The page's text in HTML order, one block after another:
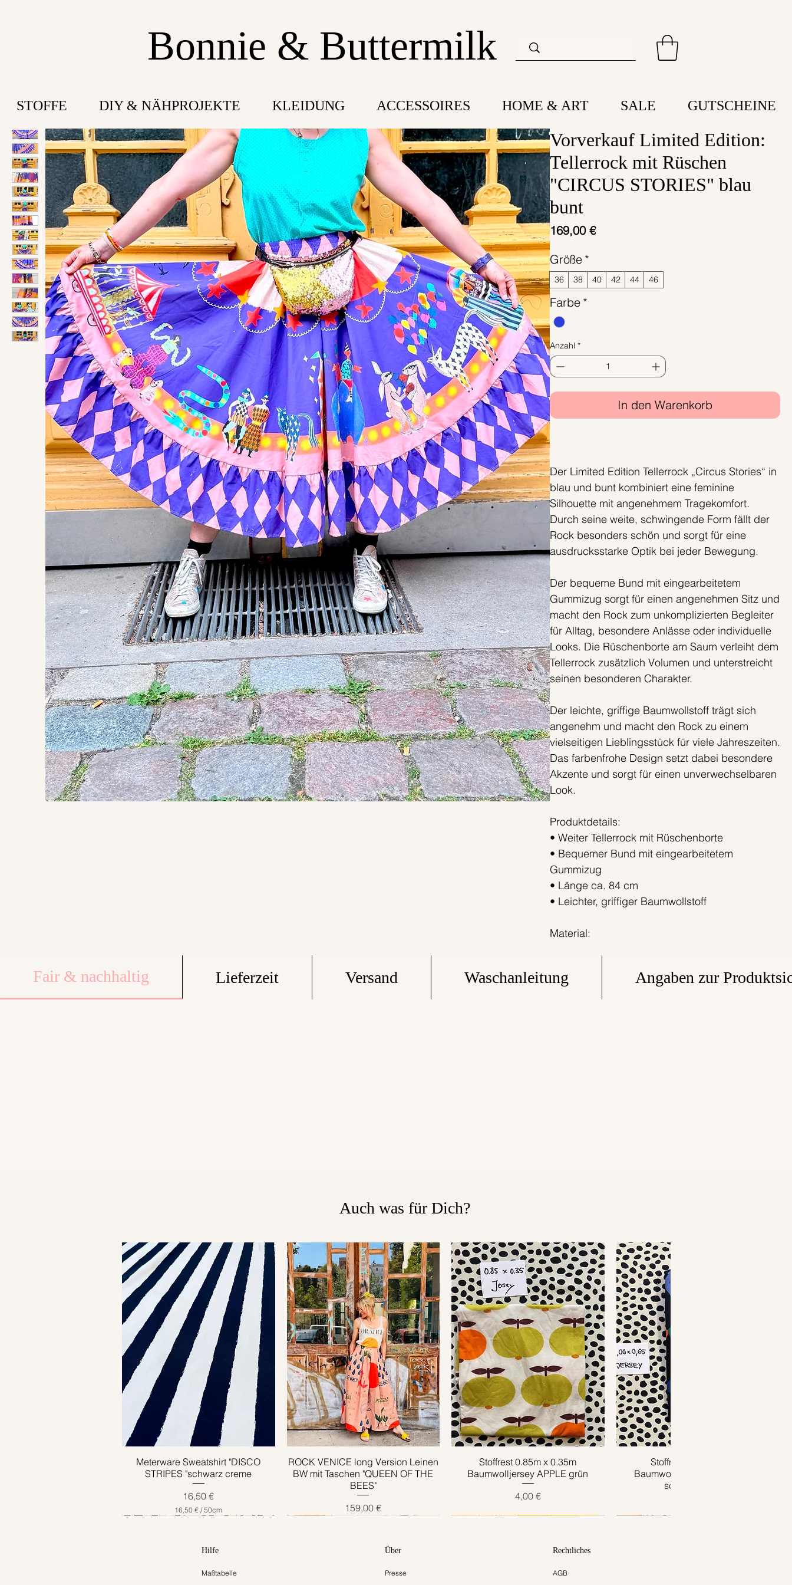
Bonnie & Buttermilk
STOFFE DIY & NÄHPROJEKTE KLEIDUNG ACCESSOIRES HOME & ART SALE GUTSCHEINE
Vorverkauf Limited Edition:
Tellerrock mit Rüschen
"CIRCUS STORIES" blau
bunt
169,00 €Preis
Größe *
36 38 40 42 44 46
Farbe *
Anzahl *
In den Warenkorb
Der Limited Edition Tellerrock „Circus Stories“ in
blau und bunt kombiniert eine feminine
Silhouette mit angenehmem Tragekomfort.
Durch seine weite, schwingende Form fällt der
Rock besonders schön und sorgt für eine
ausdrucksstarke Optik bei jeder Bewegung.
Der bequeme Bund mit eingearbeitetem
Gummizug sorgt für einen angenehmen Sitz und
macht den Rock zum unkomplizierten Begleiter
für Alltag, besondere Anlässe oder individuelle
Looks. Die Rüschenborte am Saum verleiht dem
Tellerrock zusätzlich Volumen und unterstreicht
seinen besonderen Charakter.
Der leichte, griffige Baumwollstoff trägt sich
angenehm und macht den Rock zu einem
vielseitigen Lieblingsstück für viele Jahreszeiten.
Das farbenfrohe Design setzt dabei besondere
Akzente und sorgt für einen unverwechselbaren
Look.
Produktdetails:
• Weiter Tellerrock mit Rüschenborte
• Bequemer Bund mit eingearbeitetem
Gummizug
• Länge ca. 84 cm
• Leichter, griffiger Baumwollstoff
Material:
Der Rock wird erst nach deiner Bestellung bei
uns in Berlin gefertigt. So produzieren wir
Fair & nachhaltig Lieferzeit Versand Waschanleitung Angaben zur
Auch was für Dich?
Schnellansicht
Meterware Sweatshirt "DISCO
STRIPES "schwarz creme
Preis
16,50 €
16,50 € /50cm
5
€
Schnellansicht
ROCK VENICE long Version Leinen
BW mit Taschen "QUEEN OF THE
BEES"
Preis
159,00 €
Schnellansicht
Stoffrest 0.85m x 0.35m
Baumwolljersey APPLE grün
Preis
4,00 €
Schnellansicht
Stoffrest 1m x 0.65m
Baumwolljersey HARLEKIN
schwarz bunt
Hilfe
Maßtabelle
Über
Presse
Rechtliches
AGB